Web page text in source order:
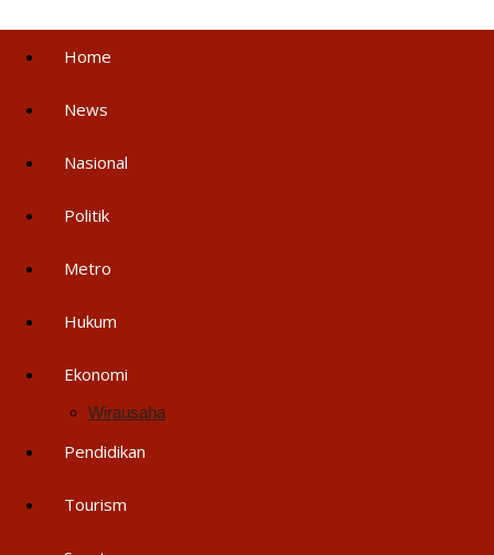
Home
News
Nasional
Politik
Metro
Hukum
Ekonomi
Wirausaha
Pendidikan
Tourism